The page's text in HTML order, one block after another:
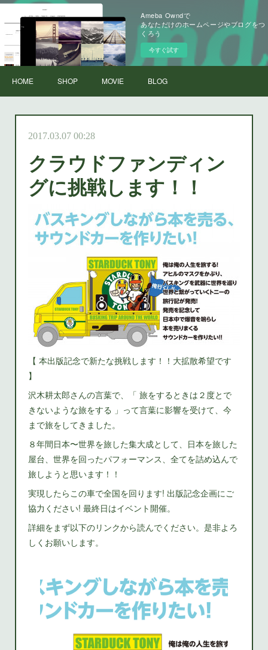
Ameba Owndで
あなただけのホームページやブログをつ
くろう
今すぐ試す
HOME SHOP MOVIE BLOG
2017.03.07 00:28
クラウドファンディン
グに挑戦します！！
【 本出版記念で新たな挑戦します！！大拡散希望です
】
沢木耕太郎さんの言葉で、「 旅をするときは２度とで
きないような旅をする 」って言葉に影響を受けて、今
まで旅をしてきました。
８年間日本〜世界を旅した集大成として、日本を旅した
屋台、世界を回ったパフォーマンス、全てを詰め込んで
旅しようと思います！！
実現したらこの車で全国を回ります! 出版記念企画にご
協力ください! 最終日はイベント開催。
詳細をまず以下のリンクから読んでください。是非よろ
しくお願いします。